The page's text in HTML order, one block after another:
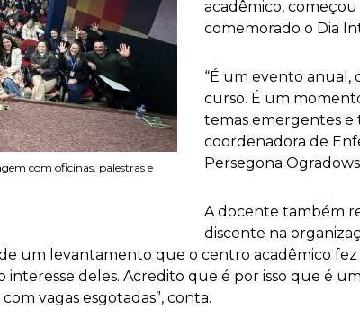
com oficinas, palestras e
acadêmico,
comemorado o Dia
“É um evento anual,
curso. É um
temas emergentes e
coordenadora de
Persegona
A docente também
discente na
um levantamento que o centro acadêmico
interesse deles. Acredito que é por isso que é
vagas esgotadas”, conta.